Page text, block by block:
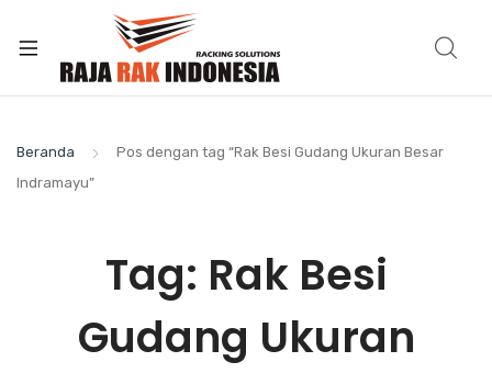
Beranda
Pos dengan tag “Rak Besi Gudang Ukuran Besar
Indramayu”
Tag: Rak Besi
Gudang Ukuran